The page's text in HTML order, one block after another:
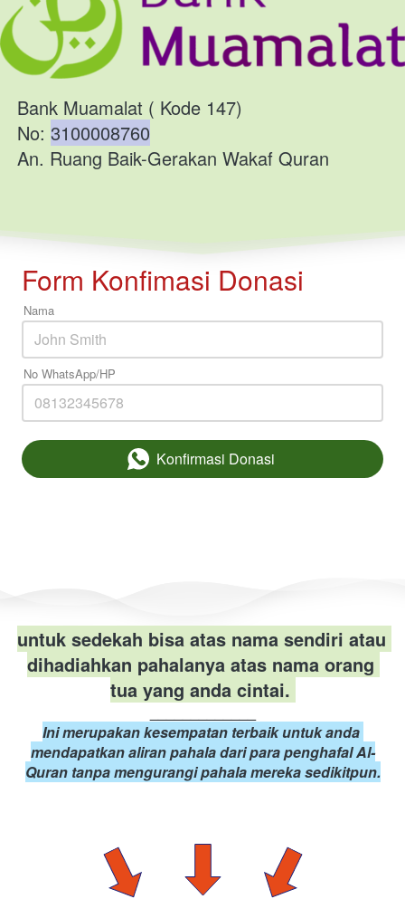
Bank Muamalat ( Kode 147)
No: 3100008760
An. Ruang Baik-Gerakan Wakaf Quran
Form Konfimasi Donasi
Nama
No WhatsApp/HP
` Konfirmasi Donasi
untuk sedekah bisa atas nama sendiri atau
dihadiahkan pahalanya atas nama orang
tua yang anda cintai.
Ini merupakan kesempatan terbaik untuk anda
mendapatkan aliran pahala dari para penghafal Al-
Quran tanpa mengurangi pahala mereka sedikitpun.